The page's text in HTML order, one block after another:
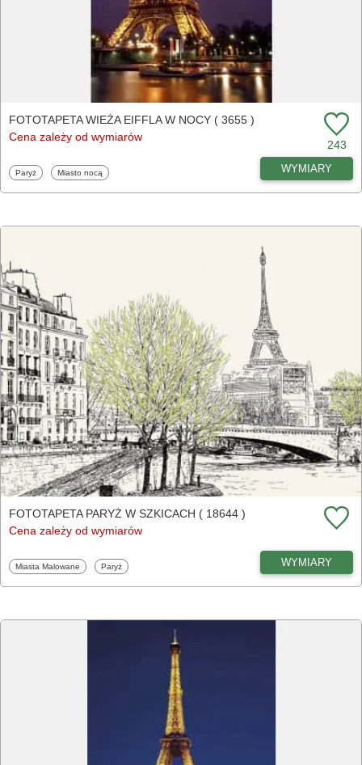
FOTOTAPETA WIEŻA EIFFLA W NOCY ( 3655 )
Cena zależy od wymiarów
243
Fototapety
Paryż Fototapety
Miasto nocą WYMIARY
FOTOTAPETA PARYŻ W SZKICACH ( 18644 )
Cena zależy od wymiarów
Fototapety
Miasta Malowane Fototapety
Paryż WYMIARY